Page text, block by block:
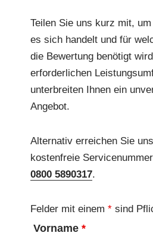
Teilen Sie uns kurz mit,
es sich handelt und für
die Bewertung benötigt
erforderlichen
unterbreiten Ihnen ein
Angebot.
Alternativ erreichen Sie
kostenfreie Servicenummer
0800 5890317.
Felder mit einem* sind
Vorname*